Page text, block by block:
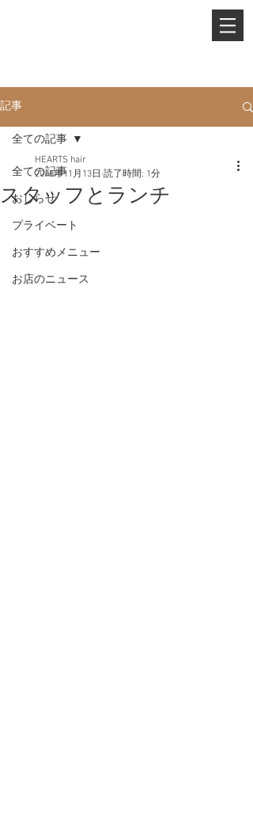
記事
全ての記事
おしらせ
プライベート
おすすめメニュー
お店のニュース
全ての記事
スタッフとランチ
HEARTS hair
2018年11月13日 読了時間: 1分